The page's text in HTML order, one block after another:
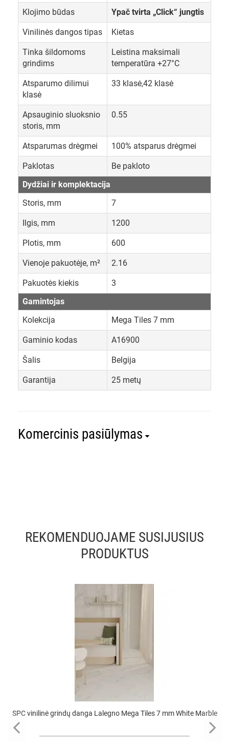
Klojimo būdas Ypač tvirta „Click“ jungtis
Vinilinės dangos tipas Kietas
Tinka šildomoms
grindims
Leistina maksimali
temperatūra +27°C
Atsparumo dilimui
klasė
33 klasė,42 klasė
Apsauginio sluoksnio
storis, mm
0.55
Atsparumas drėgmei 100% atsparus drėgmei
Paklotas
Be pakloto
Dydžiai ir komplektacija
Storis, mm
7
Ilgis, mm 1200
Plotis, mm 600
Vienoje pakuotėje, m² 2.16
Pakuotės kiekis
3
Gamintojas
Kolekcija
Mega Tiles 7 mm
Gaminio kodas A16900
Šalis Belgija
Garantija 25 metų
Komercinis pasiūlymas
REKOMENDUOJAME SUSIJUSIUS
PRODUKTUS
SPC vinilinė grindų danga Lalegno Mega Tiles 7 mm White Marble